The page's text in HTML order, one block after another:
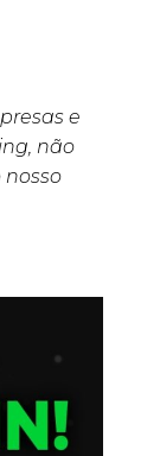
e
não